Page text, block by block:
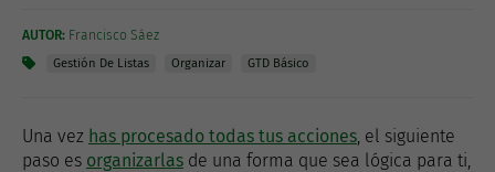
AUTOR: Francisco Sáez
Gestión De Listas Organizar GTD Básico
Una vez has procesado todas tus acciones, el siguiente
paso es organizarlas de una forma que sea lógica para ti,